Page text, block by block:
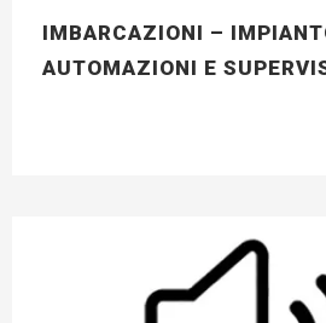
IMBARCAZIONI –
AUTOMAZIONI E